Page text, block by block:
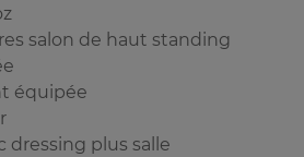
salon de haut standing
équipée
dressing plus salle